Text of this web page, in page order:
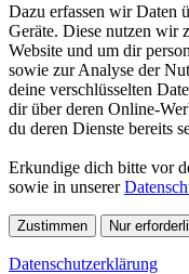
Dazu erfassen wir Daten
Geräte. Diese nutzen wir
Website und um dir
sowie zur Analyse der
deine verschlüsselten
dir über deren Online-
du deren Dienste bereits
Erkundige dich bitte vor
sowie in unserer
Zustimmen Nur
Datenschutzerklärung